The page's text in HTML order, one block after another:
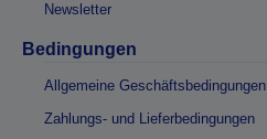
Newsletter
Bedingungen
Allgemeine Geschäftsbedingungen
Zahlungs- und Lieferbedingungen